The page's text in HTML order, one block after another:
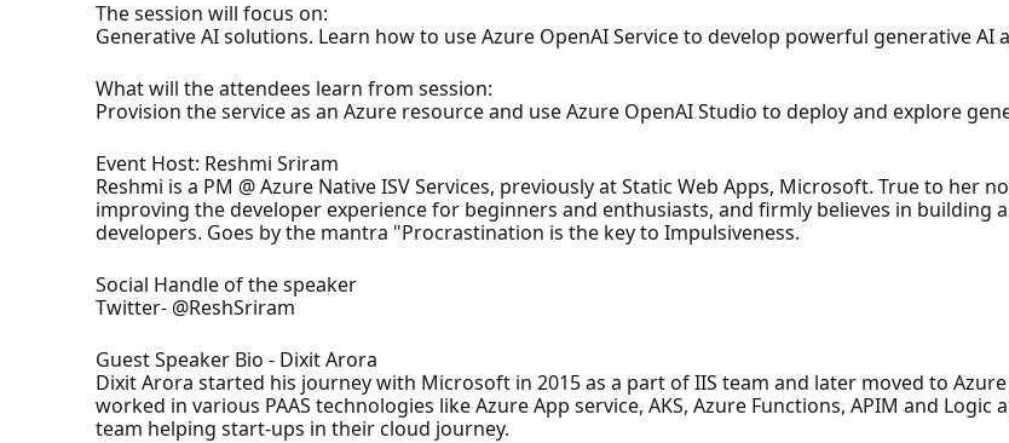
The session will focus on:
Generative AI solutions. Learn how to use Azure OpenAI Service to develop powerful generative
What will the attendees learn from session:
Provision the service as an Azure resource and use Azure OpenAI Studio to deploy and explore
Event Host: Reshmi Sriram
Reshmi is a PM @ Azure Native ISV Services, previously at Static Web Apps, Microsoft. True to her
improving the developer experience for beginners and enthusiasts, and firmly believes in building
developers. Goes by the mantra "Procrastination is the key to Impulsiveness.
Social Handle of the speaker
Twitter- @ReshSriram
Guest Speaker Bio - Dixit Arora
Dixit Arora started his journey with Microsoft in 2015 as a part of IIS team and later moved to
worked in various PAAS technologies like Azure App service, AKS, Azure Functions, APIM and Logic
team helping start-ups in their cloud journey.